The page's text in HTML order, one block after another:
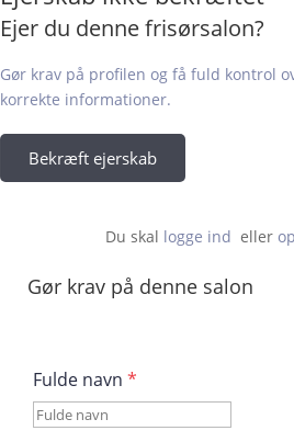
Ejer du denne frisørsalon?
Gør krav på profilen og få fuld kontrol
korrekte informationer.
Bekræft ejerskab
Du skal logge ind eller
Gør krav på denne salon
Fulde navn*